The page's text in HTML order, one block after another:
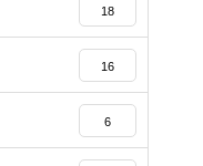
18
16
6